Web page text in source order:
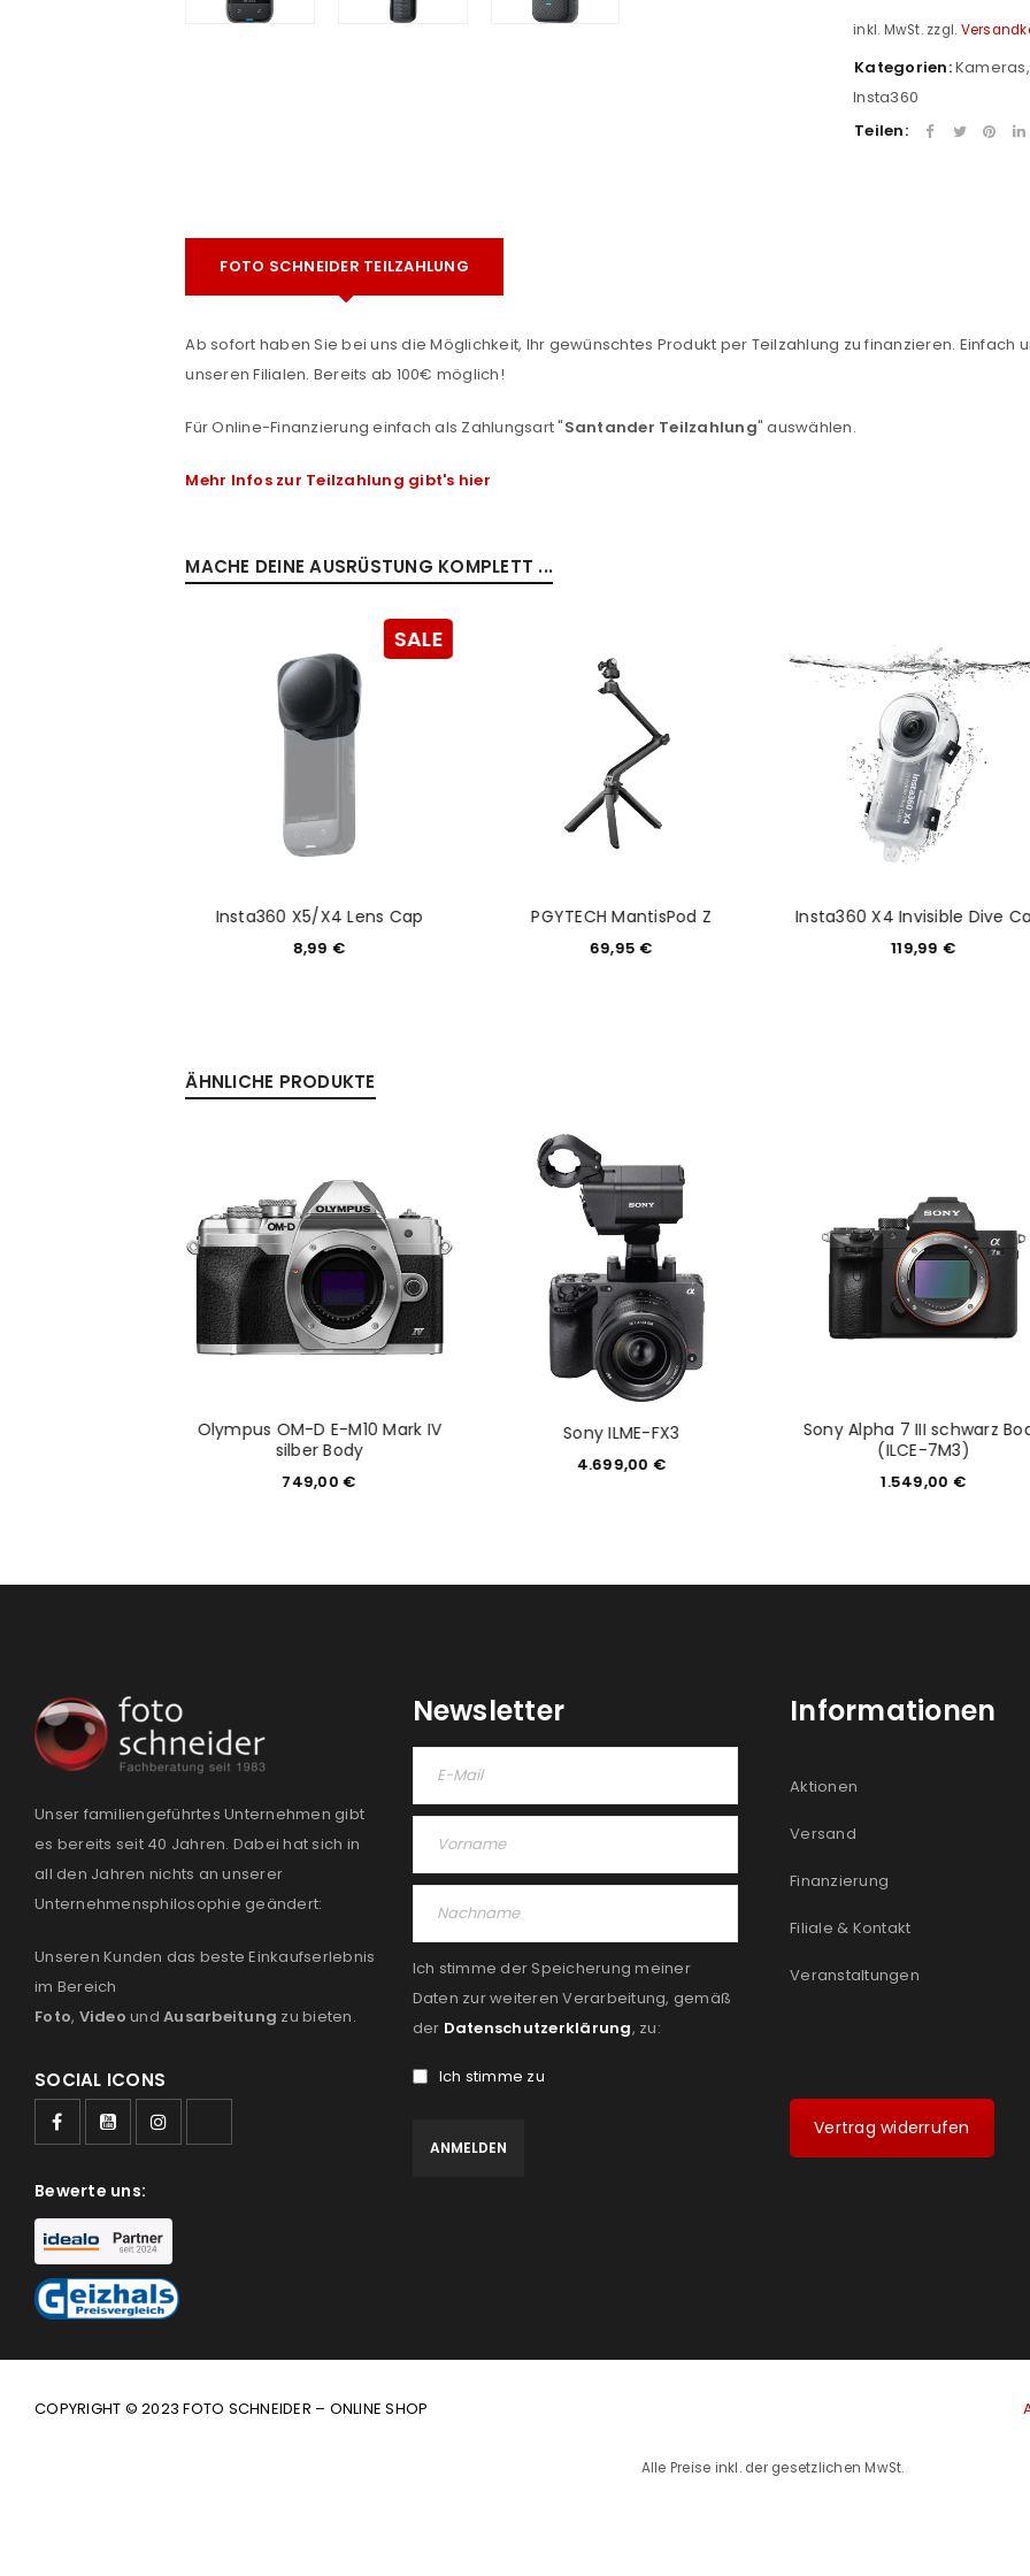
ANMELDEN
Benutzername oder E-Mail-Adresse
Passwort*
Anmeldeformular geschützt durch
WP Captcha
PASSWORT VERGESSEN?
Ein Link zum Erstellen eines
Mail-Adresse gesendet.
NEWSLETTER ABONNIEREN
Please select all the ways
Ich stimme zu
inkl. MwSt. zzgl.
Kategorien:Kameras,
Insta360
Teilen:
FOTO SCHNEIDER TEILZAHLUNG
Ab sofort haben Sie bei uns die Möglichkeit, Ihr gewünschtes Produkt per Teilzahlung zu finanzieren. Einfach
unseren Filialen. Bereits ab 100€ möglich!
Für Online-Finanzierung einfach als Zahlungsart "Santander Teilzahlung" auswählen.
Mehr Infos zur Teilzahlung gibt's hier
MACHE DEINE AUSRÜSTUNG KOMPLETT ...
SALE
Insta360 X5/X4 Lens Cap
8,99 €
PGYTECH MantisPod Z
69,95€
Insta360 X4 Invisible Dive
119,99 €
ÄHNLICHE PRODUKTE
Olympus OM-D E-M10 Mark IV
silber Body
749,00€
Sony ILME-FX3
4.699,00 €
Sony Alpha 7 III schwarz
(ILCE-7M3)
1.549,00 €
Unser familiengeführtes Unternehmen gibt
es bereits seit 40 Jahren. Dabei hat sich in
all den Jahren nichts an unserer
Unternehmensphilosophie geändert:
Unseren Kunden das beste Einkaufserlebnis
im Bereich
Foto, Video und Ausarbeitung zu bieten.
SOCIAL ICONS
Bewerte uns:
Newsletter
Ich stimme der Speicherung meiner
Daten zur weiteren Verarbeitung, gemäß
der Datenschutzerklärung, zu:
Ich stimme zu
Informationen
Aktionen
Versand
Finanzierung
Filiale & Kontakt
Veranstaltungen
Vertrag widerrufen
COPYRIGHT © 2023 FOTO SCHNEIDER – ONLINE SHOP
Alle Preise inkl. der gesetzlichen MwSt.